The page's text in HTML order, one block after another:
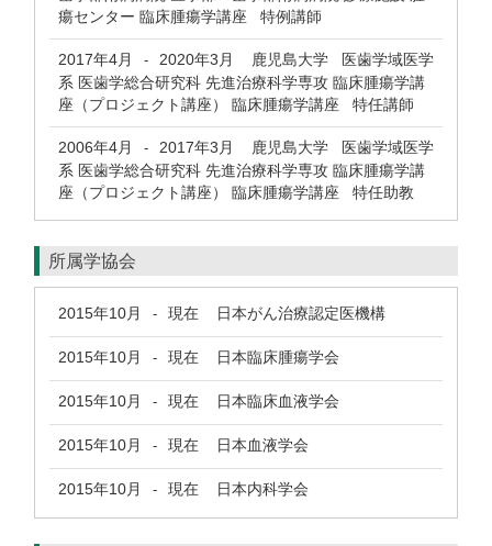
瘍センター 臨床腫瘍学講座 特例講師
2017年4月 - 2020年3月
鹿児島大学 医歯学域医学
系 医歯学総合研究科 先進治療科学専攻 臨床腫瘍学講
座（プロジェクト講座） 臨床腫瘍学講座 特任講師
2006年4月 - 2017年3月
鹿児島大学 医歯学域医学
系 医歯学総合研究科 先進治療科学専攻 臨床腫瘍学講
座（プロジェクト講座） 臨床腫瘍学講座 特任助教
所属学協会
2015年10月 - 現在 日本がん治療認定医機構
2015年10月 - 現在 日本臨床腫瘍学会
2015年10月 - 現在 日本臨床血液学会
2015年10月 - 現在 日本血液学会
2015年10月 - 現在 日本内科学会